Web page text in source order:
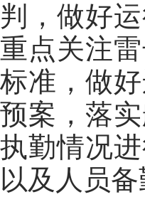
判，做好
重点关注
标准，做
预案，落
执勤情况
以及人员